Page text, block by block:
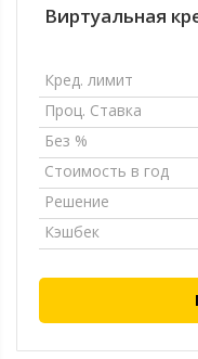
Виртуальная
Кред. лимит
Проц. Ставка
Без %
Стоимость в год
Решение
Кэшбек